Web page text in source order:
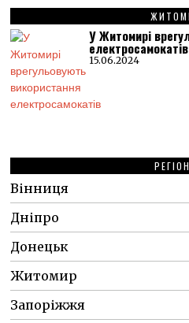
У Житомирі
електросамокатів
15.06.2024
Вінниця
Дніпро
Донецьк
Житомир
Запоріжжя